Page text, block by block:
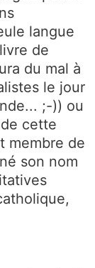
langue
de
du mal à
le jour
;-)) ou
cette
membre de
son nom